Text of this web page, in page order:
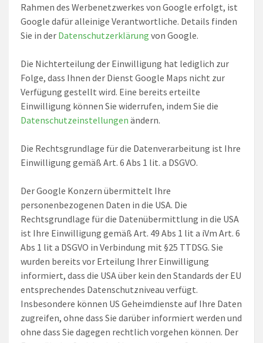
Rahmen des Werbenetzwerkes von Google erfolgt, ist
Google dafür alleinige Verantwortliche. Details finden
Sie in der Datenschutzerklärung von Google.
Die Nichterteilung der Einwilligung hat lediglich zur
Folge, dass Ihnen der Dienst Google Maps nicht zur
Verfügung gestellt wird. Eine bereits erteilte
Einwilligung können Sie widerrufen, indem Sie die
Datenschutzeinstellungen ändern.
Die Rechtsgrundlage für die Datenverarbeitung ist Ihre
Einwilligung gemäß Art. 6 Abs 1 lit. a DSGVO.
Der Google Konzern übermittelt Ihre
personenbezogenen Daten in die USA. Die
Rechtsgrundlage für die Datenübermittlung in die USA
ist Ihre Einwilligung gemäß Art. 49 Abs 1 lit a iVm Art. 6
Abs 1 lit a DSGVO in Verbindung mit §25 TTDSG. Sie
wurden bereits vor Erteilung Ihrer Einwilligung
informiert, dass die USA über kein den Standards der EU
entsprechendes Datenschutzniveau verfügt.
Insbesondere können US Geheimdienste auf Ihre Daten
zugreifen, ohne dass Sie darüber informiert werden und
ohne dass Sie dagegen rechtlich vorgehen können. Der